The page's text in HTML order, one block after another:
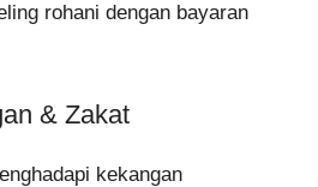
rohani dengan bayaran
& Zakat
kekangan